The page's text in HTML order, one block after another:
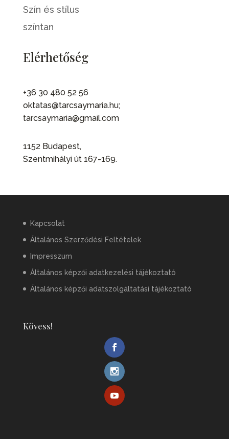
Szín és stílus
színtan
Elérhetőség
+36 30 480 52 56
oktatas@tarcsaymaria.hu;
tarcsaymaria@gmail.com
1152 Budapest,
Szentmihályi út 167-169.
Kapcsolat
Általános Szerződési Feltételek
Impresszum
Általános képzői adatkezelési tájékoztató
Általános képzői adatszolgáltatási tájékoztató
Kövess!